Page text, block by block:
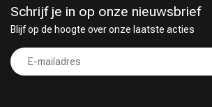
Schrijf je in op onze nieuwsbrief
Blijf op de hoogte over onze laatste acties